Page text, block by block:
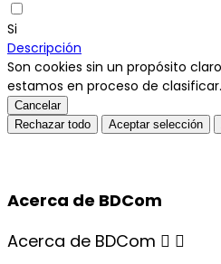
Si
Descripción
Son cookies sin un propósito
estamos en proceso de clasificar.
Cancelar
Rechazar todo
Aceptar selección
Acerca de BDCom
Acerca de BDCom  